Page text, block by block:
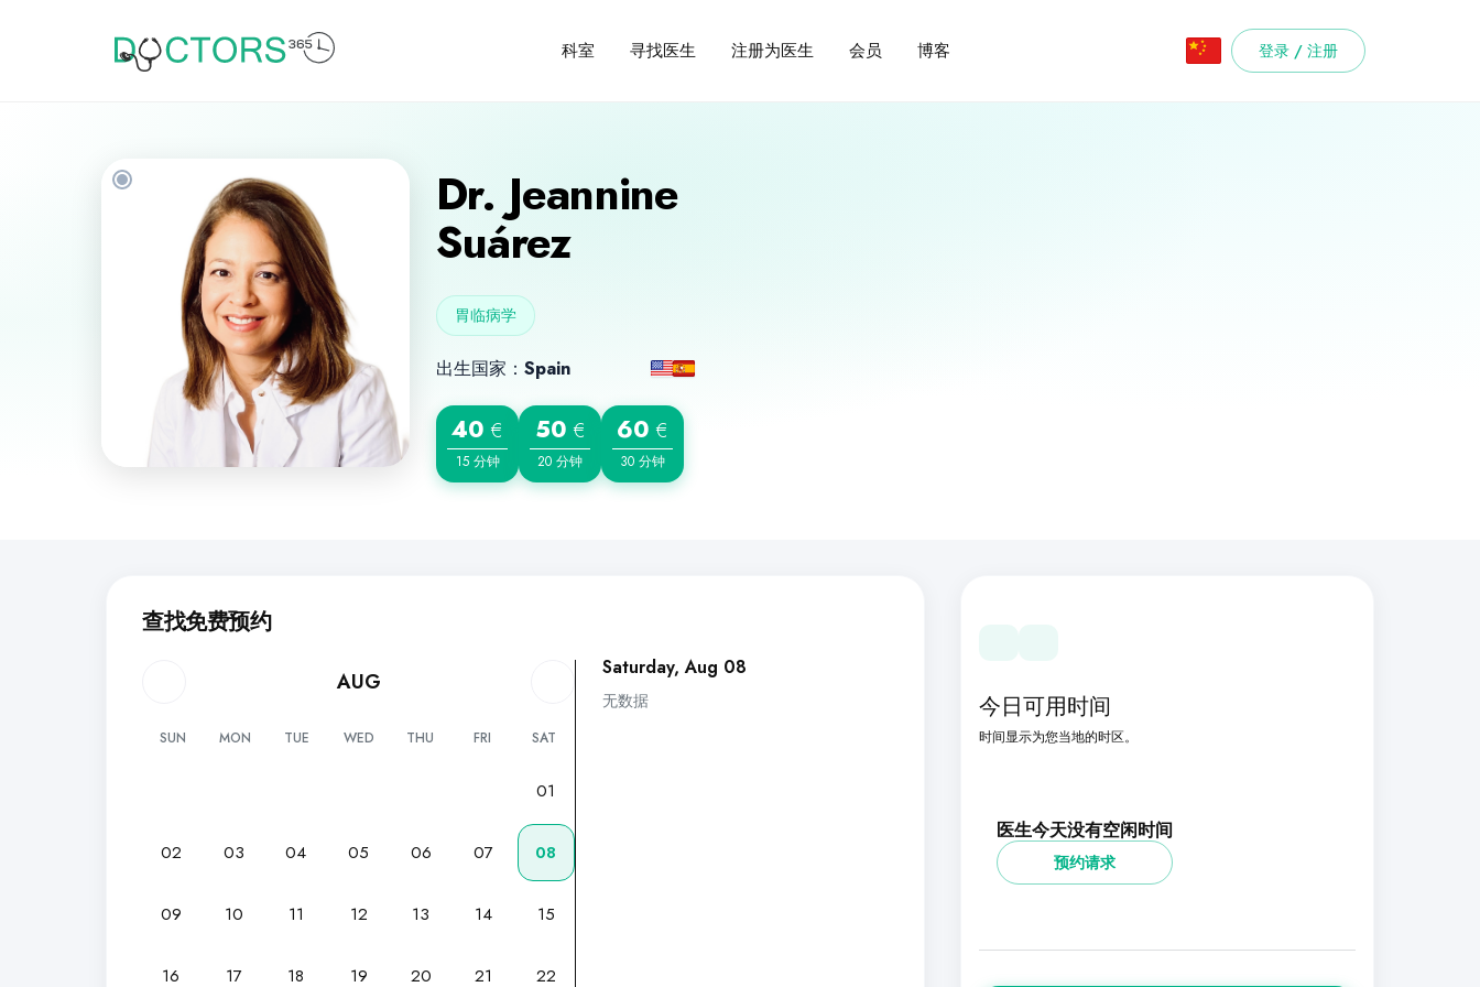
科室 寻找医生 注册为医生 会员 博客 登录 / 注册
Dr. Jeannine
Suárez
胃临病学
出生国家： Spain
40 €
15 分钟
50 €
20 分钟
60 €
30 分钟
查找免费预约
AUG
SUN MON TUE WED THU FRI SAT
01
02 03 04 05 06 07 08
09 10 11 12 13 14 15
16 17 18 19 20 21 22
Saturday, Aug 08
无数据 今日可用时间
时间显示为您当地的时区。
医生今天没有空闲时间
预约请求